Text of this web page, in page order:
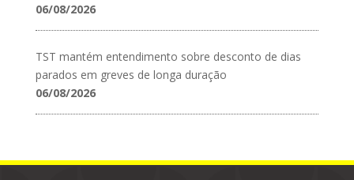
06/08/2026
TST mantém entendimento sobre desconto de dias
parados em greves de longa duração
06/08/2026